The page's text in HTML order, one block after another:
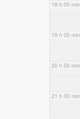
18 h 00 min
19 h 00 min
20 h 00 min
21 h 00 min